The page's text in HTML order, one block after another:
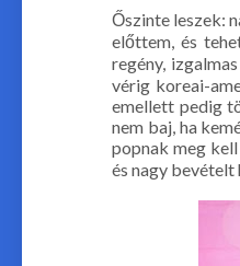
Őszinte leszek:
előttem, és
regény,
vérig koreai-
emellett pedig
nem baj, ha
popnak meg
és nagy bevételt